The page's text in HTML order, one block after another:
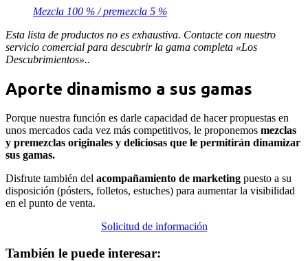
Mezcla 100 % / premezcla 5 %
Esta lista de productos no es exhaustiva. Contacte con nuestro
servicio comercial para descubrir la gama completa «Los
Descubrimientos»..
Aporte dinamismo a sus gamas
Porque nuestra función es darle capacidad de hacer propuestas en
unos mercados cada vez más competitivos, le proponemos mezclas
y premezclas originales y deliciosas que le permitirán dinamizar
sus gamas.
Disfrute también del acompañamiento de marketing puesto a su
disposición (pósters, folletos, estuches) para aumentar la visibilidad
en el punto de venta.
Solicitud de información
También le puede interesar: